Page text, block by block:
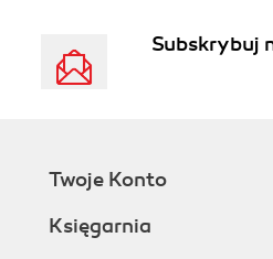
Subskrybuj
Twoje Konto
Księgarnia